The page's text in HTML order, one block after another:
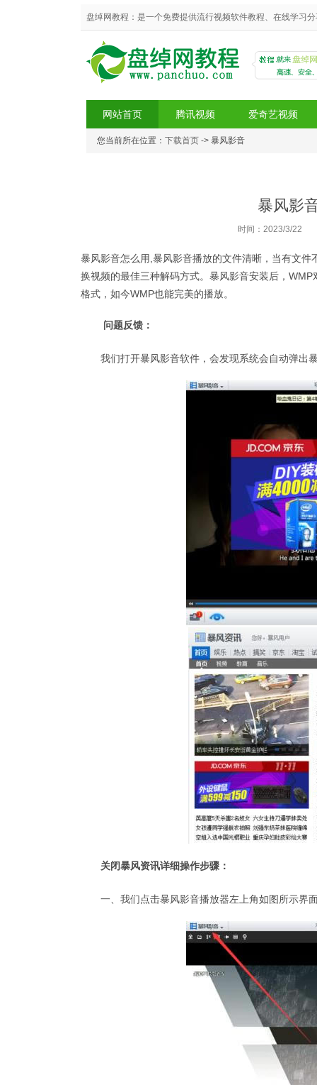
盘绰网教程：是一个免费提供流行视频软件教程、在线学习
盘绰网教程
网站首页 腾讯视频 爱奇艺视频
您当前所在位置： 下载首页 -> 暴风影音
暴风影
时间：2023/3/22
暴风影音怎么用,暴风影音播放的文件清晰，当有文件
换视频的最佳三种解码方式。暴风影音安装后，
格式，如今WMP也能完美的播放。
问题反馈：
我们打开暴风影音软件，会发现系统会自动弹出
关闭暴风资讯详细操作步骤：
一、我们点击暴风影音播放器左上角如图所示界